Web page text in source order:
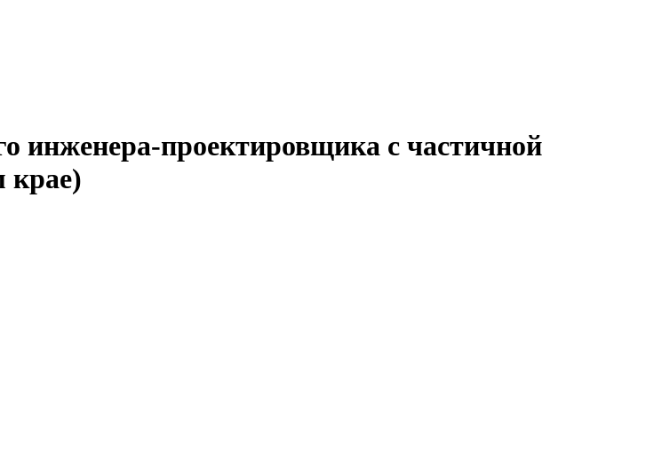
инженера-проектировщика с частичной
крае)